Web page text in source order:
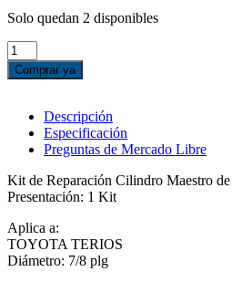
Solo quedan 2 disponibles
KIT
REPARACIÓN
CILINDRO
FRENO
TERIOS
Comprar ya
Descripción
Especificación
Preguntas de Mercado Libre
Kit de Reparación Cilindro Maestro
Presentación: 1 Kit
Aplica a:
TOYOTA TERIOS
Diámetro: 7/8 plg